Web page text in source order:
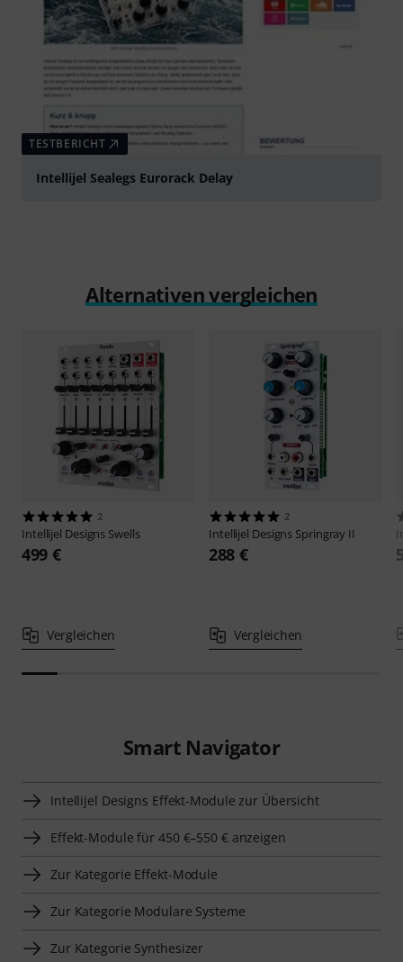
TESTBERICHT
Intellijel Sealegs Eurorack Delay
Alternativen vergleichen
2
Intellijel Designs Swells
499 €
Vergleichen
2
Intellijel Designs Springray II
288 €
Vergleichen
Smart Navigator
Intellijel Designs Effekt-Module zur Übersicht
Effekt-Module für 450 €–550 € anzeigen
Zur Kategorie Effekt-Module
Zur Kategorie Modulare Systeme
Zur Kategorie Synthesizer